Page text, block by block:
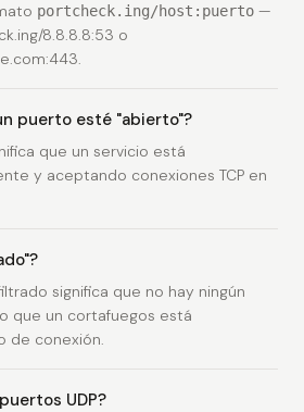
portcheck.ing/host:puerto —
8.8.8.8:53 o
.
puerto esté "abierto"?
que un servicio está
y aceptando conexiones TCP en
significa que no hay ningún
que un cortafuegos está
de conexión.
UDP?